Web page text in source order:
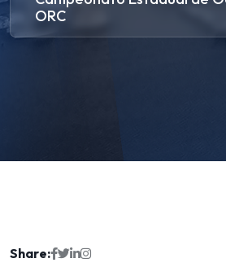
ORC
Share: